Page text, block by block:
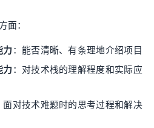
面：
力 ：能否清晰、有条理地介绍项目
力 ：对技术栈的理解程度和实际应
面对技术难题时的思考过程和解决